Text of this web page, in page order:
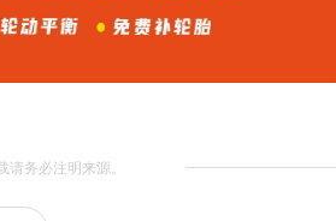
务必注明来源。